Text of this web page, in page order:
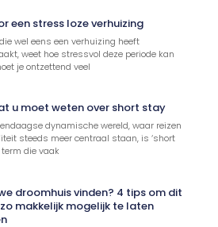
een stress loze verhuizing
wel eens een verhuizing heeft
weet hoe stressvol deze periode kan
je ontzettend veel
u moet weten over short stay
dynamische wereld, waar reizen
steeds meer centraal staan, is ‘short
term die vaak
droomhuis vinden? 4 tips om dit
makkelijk mogelijk te laten